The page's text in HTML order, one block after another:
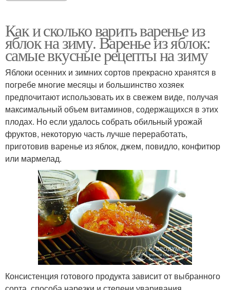
Как и сколько варить варенье из
яблок на зиму. Варенье из яблок:
самые вкусные рецепты на зиму
Яблоки осенних и зимних сортов прекрасно хранятся в
погребе многие месяцы и большинство хозяек
предпочитают использовать их в свежем виде, получая
максимальный объем витаминов, содержащихся в этих
плодах. Но если удалось собрать обильный урожай
фруктов, некоторую часть лучше переработать,
приготовив варенье из яблок, джем, повидло, конфитюр
или мармелад.
Консистенция готового продукта зависит от выбранного